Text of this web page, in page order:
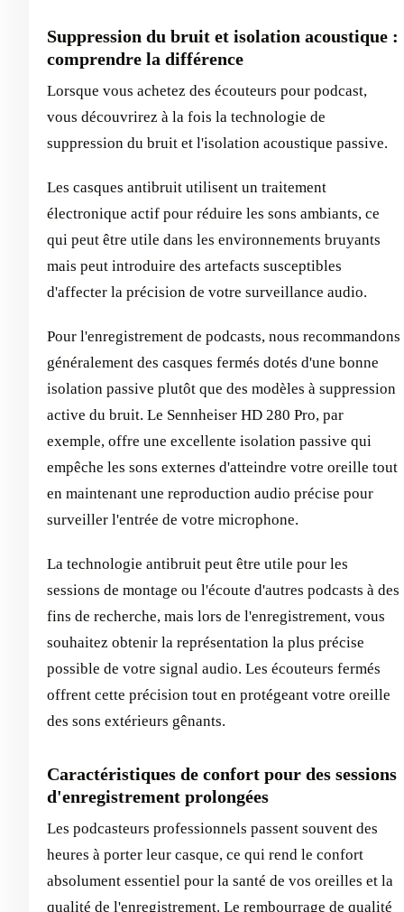
Suppression du bruit et isolation acoustique :
comprendre la différence
Lorsque vous achetez des écouteurs pour podcast,
vous découvrirez à la fois la technologie de
suppression du bruit et l'isolation acoustique passive.
Les casques antibruit utilisent un traitement
électronique actif pour réduire les sons ambiants, ce
qui peut être utile dans les environnements bruyants
mais peut introduire des artefacts susceptibles
d'affecter la précision de votre surveillance audio.
Pour l'enregistrement de podcasts, nous recommandons
généralement des casques fermés dotés d'une bonne
isolation passive plutôt que des modèles à suppression
active du bruit. Le Sennheiser HD 280 Pro, par
exemple, offre une excellente isolation passive qui
empêche les sons externes d'atteindre votre oreille tout
en maintenant une reproduction audio précise pour
surveiller l'entrée de votre microphone.
La technologie antibruit peut être utile pour les
sessions de montage ou l'écoute d'autres podcasts à des
fins de recherche, mais lors de l'enregistrement, vous
souhaitez obtenir la représentation la plus précise
possible de votre signal audio. Les écouteurs fermés
offrent cette précision tout en protégeant votre oreille
des sons extérieurs gênants.
Caractéristiques de confort pour des sessions
d'enregistrement prolongées
Les podcasteurs professionnels passent souvent des
heures à porter leur casque, ce qui rend le confort
absolument essentiel pour la santé de vos oreilles et la
qualité de l'enregistrement. Le rembourrage de qualité